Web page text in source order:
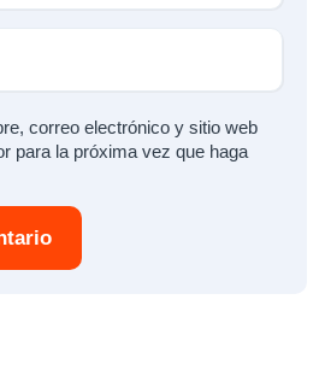
correo electrónico y sitio web
para la próxima vez que haga